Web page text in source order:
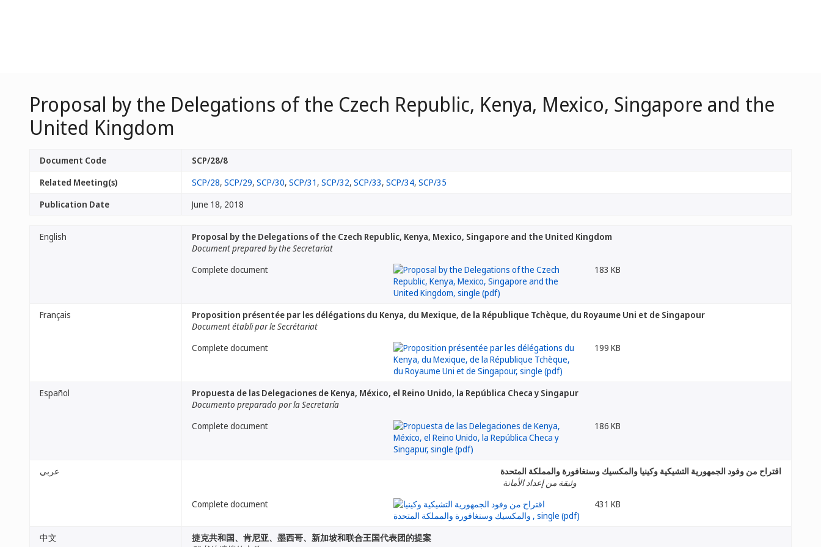
Proposal by the Delegations of the Czech Republic, Kenya, Mexico, Singapore and the
United Kingdom
Document Code
SCP/28/8
Related Meeting(s)
SCP/28, SCP/29, SCP/30, SCP/31 , SCP/32, SCP/33, SCP/34, SCP/35
Publication Date
June 18, 2018
English
Proposal by the Delegations of the Czech Republic, Kenya, Mexico, Singapore and the United Kingdom
Document prepared by the Secretariat
Complete document
183 KB
Français
Proposition présentée par les délégations du Kenya, du Mexique, de la République Tchèque, du Royaume Uni et de Singapour
Document établi par le Secrétariat
Complete document
199 KB
Español
Propuesta de las Delegaciones de Kenya, México, el Reino Unido, la República Checa y Singapur
Documento preparado por la Secretaría
Complete document
186 KB
عربي
اقتراح من وفود الجمهورية التشيكية وكينيا والمكسيك وسنغافورة والمملكة المتحدة
وثيقة من إعداد الأمانة
Complete document
431 KB
中文
捷克共和国、肯尼亚、墨西哥、新加坡和联合王国代表团的提案